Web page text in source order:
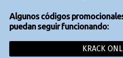
Algunos códigos
puedan seguir funcionando:
KRACK